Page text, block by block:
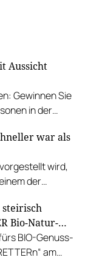
Aussicht
Gewinnen Sie
in der
war als
wird,
der
irgendwie
Bio-Natur-
BIO-Genuss-
am